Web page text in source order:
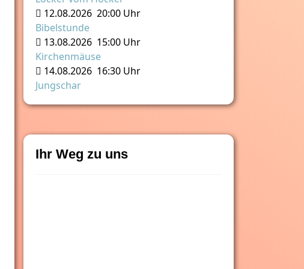
12.08.2026 20:00 Uhr
Bibelstunde
13.08.2026 15:00 Uhr
Kirchenmäuse
14.08.2026 16:30 Uhr
Jungschar
Ihr Weg zu uns